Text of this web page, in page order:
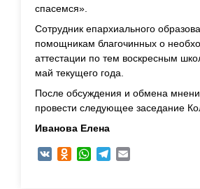
спасемся».
Сотрудник епархиального
помощникам благочинных о
аттестации по тем воскресным
май текущего года.
После обсуждения и обмена
провести следующее заседание
Иванова Елена
VK Odnoklassniki
WhatsAppTelegram